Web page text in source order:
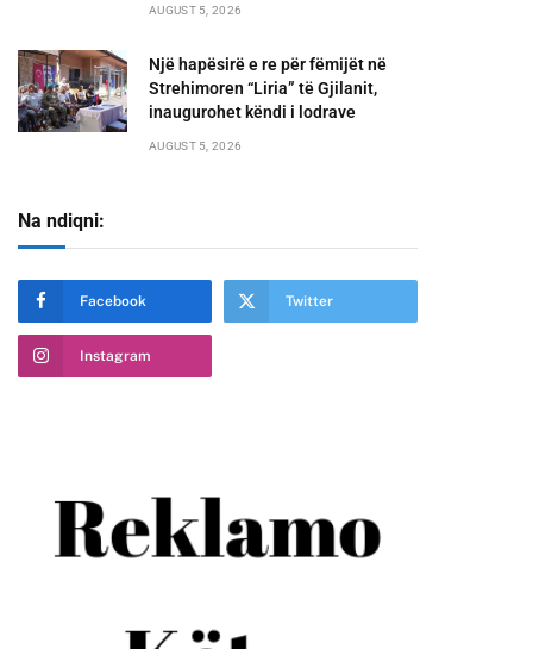
AUGUST 5, 2026
Një hapësirë e re për fëmijët në
Strehimoren “Liria” të Gjilanit,
inaugurohet këndi i lodrave
AUGUST 5, 2026
Na ndiqni:
Facebook Twitter
Instagram